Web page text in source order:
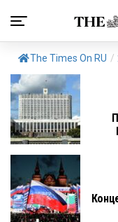
The Times On RU /